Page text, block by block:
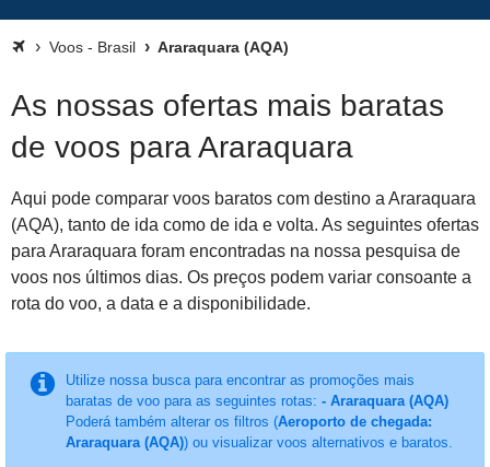
Voos - Brasil Araraquara (AQA)
As nossas ofertas mais baratas
de voos para Araraquara
Aqui pode comparar voos baratos com destino a Araraquara
(AQA), tanto de ida como de ida e volta. As seguintes ofertas
para Araraquara foram encontradas na nossa pesquisa de
voos nos últimos dias. Os preços podem variar consoante a
rota do voo, a data e a disponibilidade.
Utilize nossa busca para encontrar as promoções mais
baratas de voo para as seguintes rotas: - Araraquara (AQA)
Poderá também alterar os filtros (Aeroporto de chegada:
Araraquara (AQA)) ou visualizar voos alternativos e baratos.